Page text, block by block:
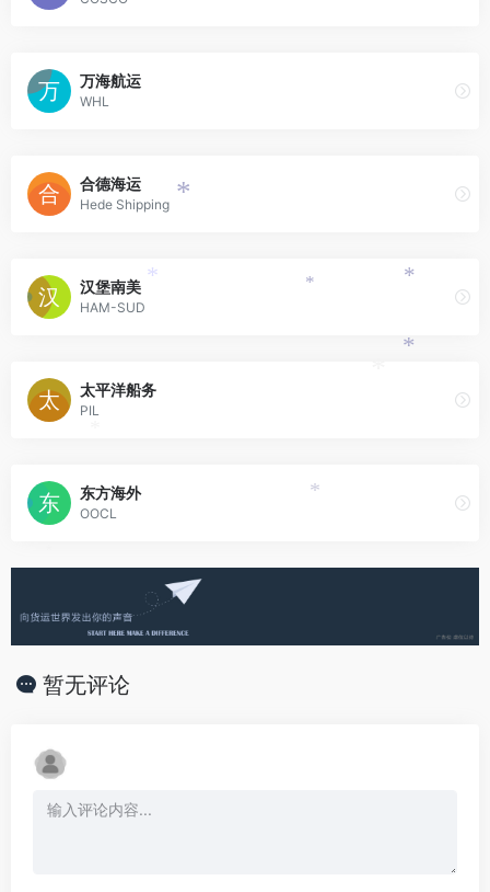
万海航运
WHL
合德海运
Hede Shipping
汉堡南美
HAM-SUD
太平洋船务
PIL
东方海外
OOCL
暂无评论